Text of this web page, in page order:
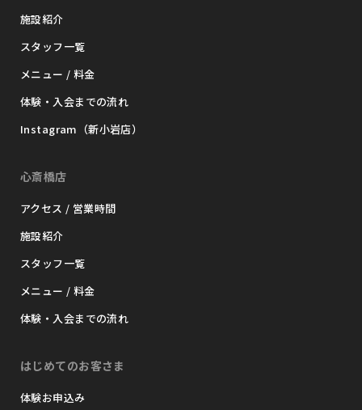
施設紹介
スタッフ一覧
メニュー / 料金
体験・入会までの流れ
Instagram（新小岩店）
心斎橋店
アクセス / 営業時間
施設紹介
スタッフ一覧
メニュー / 料金
体験・入会までの流れ
はじめてのお客さま
体験お申込み